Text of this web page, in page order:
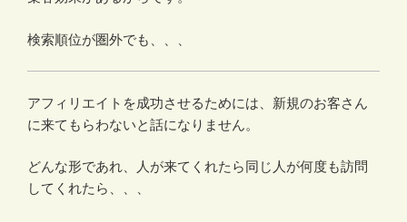
検索順位が圏外でも、、、
アフィリエイトを成功させるためには、新規のお客さん
に来てもらわないと話になりません。
どんな形であれ、人が来てくれたら同じ人が何度も訪問
してくれたら、、、